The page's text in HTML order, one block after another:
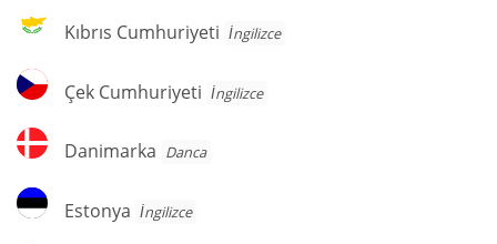
Kıbrıs
Cumhuriyeti
Kıbrıs Cumhuriyeti İngilizce
Çek
Cumhuriyeti
Çek Cumhuriyeti İngilizce
Danimarka
Danimarka Danca
Estonya
Estonya İngilizce